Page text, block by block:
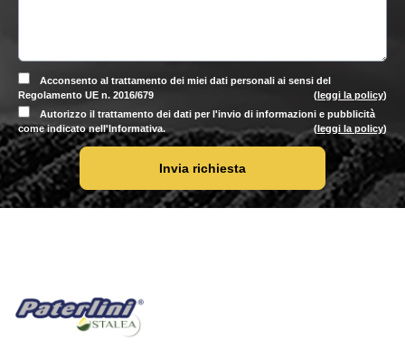
Acconsento al trattamento dei miei dati personali ai sensi del
Regolamento UE n. 2016/679
(leggi la policy)
Autorizzo il trattamento dei dati per l'invio di informazioni e pubblicità
come indicato nell'Informativa.
(leggi la policy)
Invia richiesta